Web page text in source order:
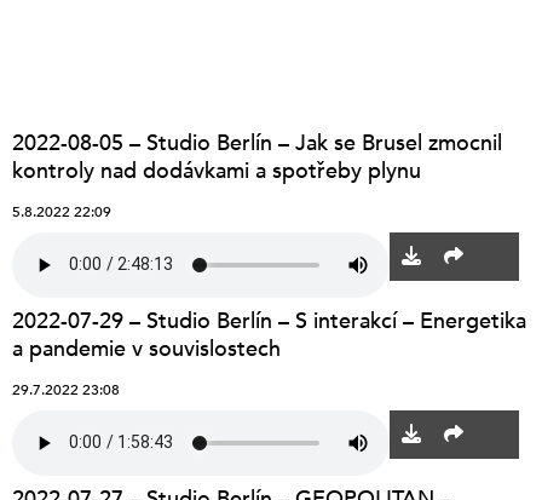
2022-08-05 – Studio Berlín – Jak se Brusel zmocnil
kontroly nad dodávkami a spotřeby plynu
5.8.2022 22:09
2022-07-29 – Studio Berlín – S interakcí – Energetika
a pandemie v souvislostech
29.7.2022 23:08